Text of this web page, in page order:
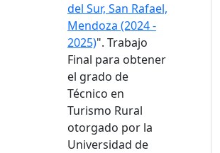
del Sur, San Rafael,
Mendoza (2024 -
2025)". Trabajo
Final para obtener
el grado de
Técnico en
Turismo Rural
otorgado por la
Universidad de